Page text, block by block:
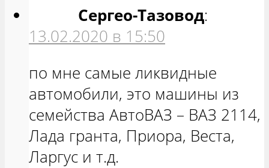
Сергео-Тазовод:
13.02.2020 в 15:50
по мне самые ликвидные
автомобили, это машины из
семейства АвтоВАЗ – ВАЗ 2114,
Лада гранта, Приора, Веста,
Ларгус и т.д.